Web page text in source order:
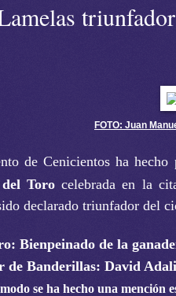
FOTO: Juan
de Cenicientos ha
Torocelebrada en la
declarado triunfador del
Bienpeinado de la
de Banderillas: David
se ha hecho una mención